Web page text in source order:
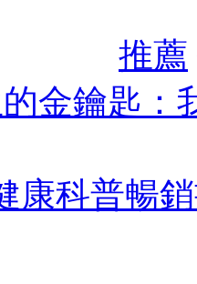
推薦
的金鑰匙
康科普